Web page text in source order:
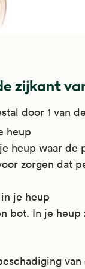
zijkant
door 1 van
heup
heup waar de
zorgen dat
je heup
bot. In je heup
van